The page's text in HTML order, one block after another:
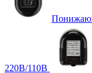
220В/110В